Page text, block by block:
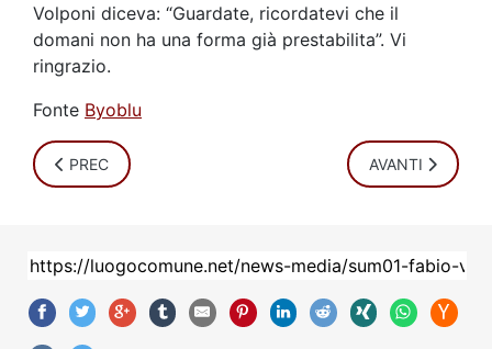
Volponi diceva: “Guardate, ricordatevi che il
domani non ha una forma già prestabilita”. Vi
ringrazio.
Fonte Byoblu
ARTICOLO PRECEDENTE: GIULIETTO CHIESA: CRISI E
PREC ARTICOLO
AVANTI